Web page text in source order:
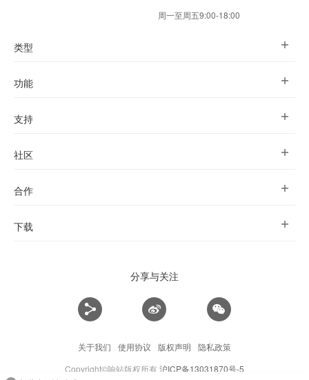
周一至周五9:00-18:00
类型
功能
支持
社区
合作
下载
分享与关注
关于我们 使用协议 版权声明
隐私政策
Copyright©响站版权所有沪ICP备13031870号-5